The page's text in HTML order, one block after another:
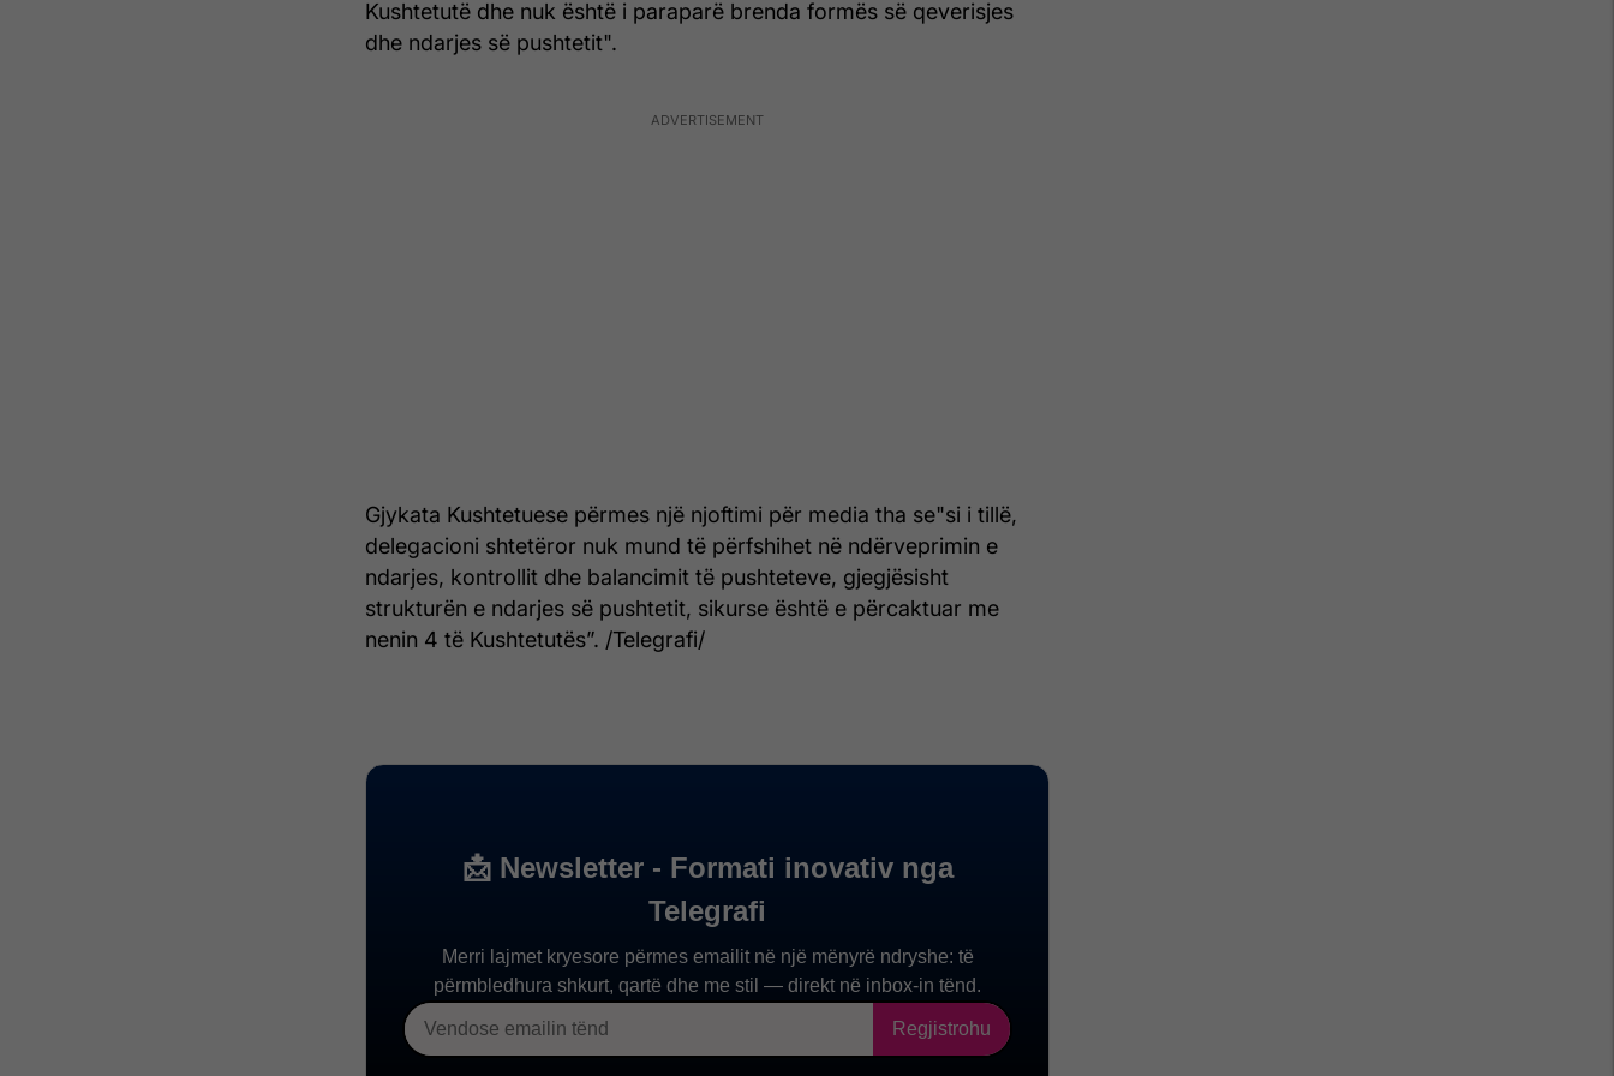
Kushtetutë dhe nuk është i paraparë brenda formës së qeverisjes
dhe ndarjes së pushtetit".
Gjykata Kushtetuese përmes një njoftimi për media tha se"si i tillë,
delegacioni shtetëror nuk mund të përfshihet në ndërveprimin e
ndarjes, kontrollit dhe balancimit të pushteteve, gjegjësisht
strukturën e ndarjes së pushtetit, sikurse është e përcaktuar me
nenin 4 të Kushtetutës”. /Telegrafi/